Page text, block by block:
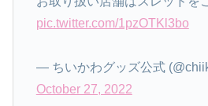
pic.twitter.com/1pzOTKl3bo
— ちいかわグッズ公式
October 27, 2022